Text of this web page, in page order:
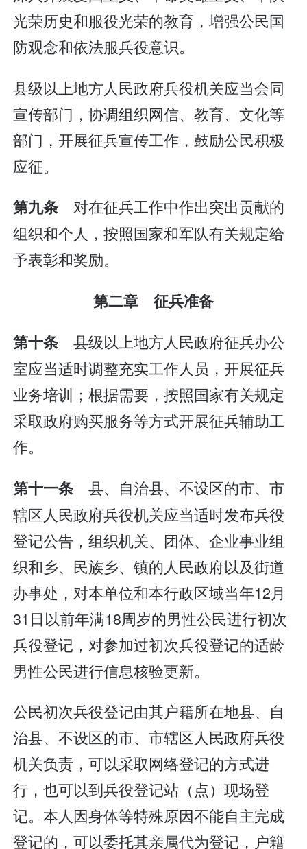
光荣历史和服役光荣的教育，增强公民国
防观念和依法服兵役意识。
县级以上地方人民政府兵役机关应当会同
宣传部门，协调组织网信、教育、文化等
部门，开展征兵宣传工作，鼓励公民积极
应征。
第九条 对在征兵工作中作出突出贡献的
组织和个人，按照国家和军队有关规定给
予表彰和奖励。
第二章 征兵准备
第十条 县级以上地方人民政府征兵办公
室应当适时调整充实工作人员，开展征兵
业务培训；根据需要，按照国家有关规定
采取政府购买服务等方式开展征兵辅助工
作。
第十一条 县、自治县、不设区的市、市
辖区人民政府兵役机关应当适时发布兵役
登记公告，组织机关、团体、企业事业组
织和乡、民族乡、镇的人民政府以及街道
办事处，对本单位和本行政区域当年12月
31日以前年满18周岁的男性公民进行初次
兵役登记，对参加过初次兵役登记的适龄
男性公民进行信息核验更新。
公民初次兵役登记由其户籍所在地县、自
治县、不设区的市、市辖区人民政府兵役
机关负责，可以采取网络登记的方式进
行，也可以到兵役登记站（点）现场登
记。本人因身体等特殊原因不能自主完成
登记的，可以委托其亲属代为登记，户籍